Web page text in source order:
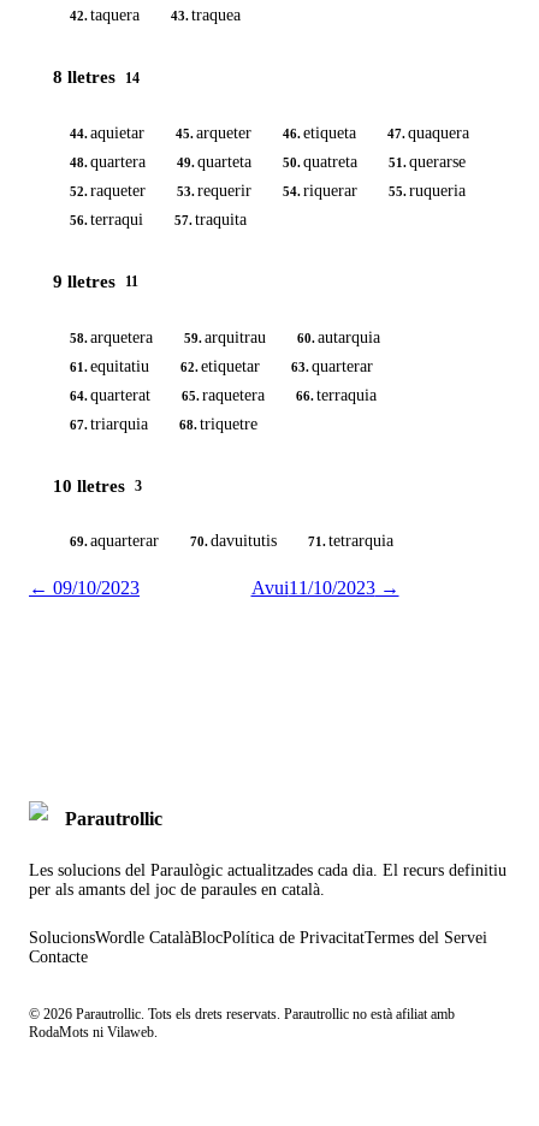
42.taquera 43.traquea
8 lletres 14
44.aquietar 45.arqueter 46.etiqueta 47.quaquera
48.quartera 49.quarteta 50.quatreta 51.querarse
52.raqueter 53.requerir 54.riquerar 55.ruqueria
56.terraqui 57.traquita
9 lletres 11
58.arquetera 59.arquitrau 60.autarquia
61.equitatiu 62.etiquetar 63.quarterar
64.quarterat 65.raquetera 66.terraquia
67.triarquia 68.triquetre
10 lletres 3
69.aquarterar 70.davuitutis 71.tetrarquia
← 09/10/2023 Avui11/10/2023→
Parautrollic
Les solucions del Paraulògic actualitzades cada dia. El recurs definitiu
per als amants del joc de paraules en català.
SolucionsWordle CatalàBlocPolítica de PrivacitatTermes del Servei
Contacte
© 2026 Parautrollic. Tots els drets reservats. Parautrollic no està afiliat amb
RodaMots ni Vilaweb.